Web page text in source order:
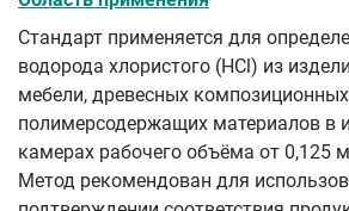
Стандарт применяется для
водорода хлористого (HCl) из
мебели, древесных
полимерсодержащих материалов в
камерах рабочего объёма от 0,125
Метод рекомендован для